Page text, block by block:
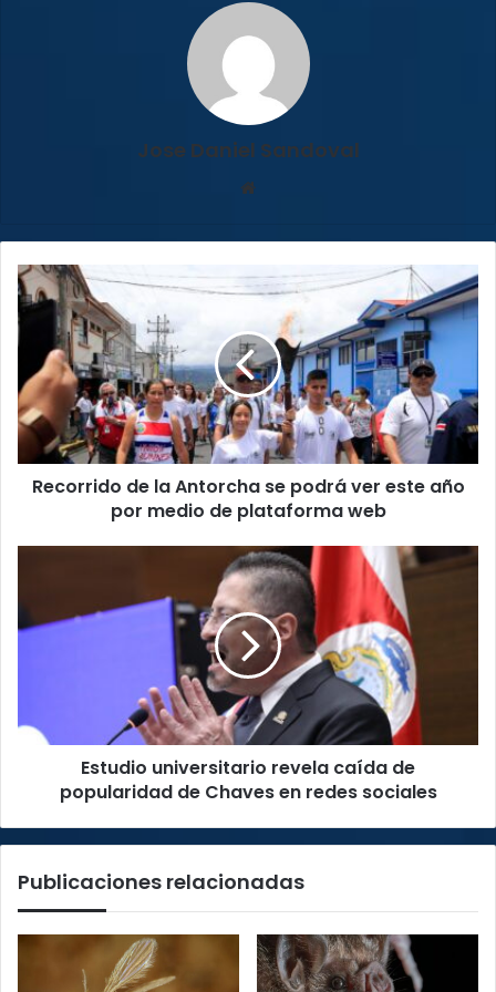
Jose Daniel Sandoval
Recorrido
de
la
Antorcha
podrá
ver
este
año
porRecorrido de la Antorcha se podrá ver este año
por medio de plataforma web
caída
sociales
Estudio universitario revela caída de
popularidad de Chaves en redes sociales
Publicaciones relacionadas